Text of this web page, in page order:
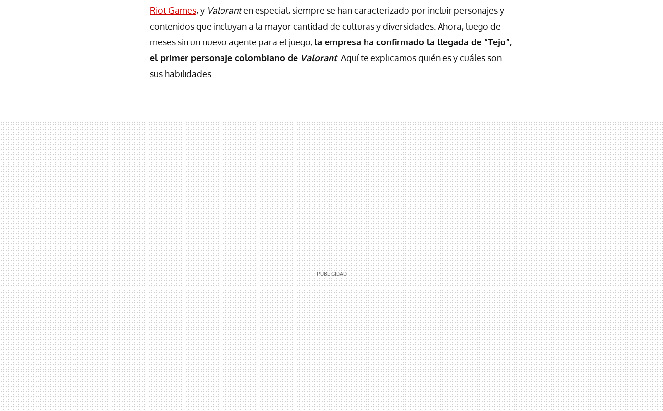
Riot Games, y Valoranten especial, siempre se han caracterizado por incluir personajes y
contenidos que incluyan a la mayor cantidad de culturas y diversidades. Ahora, luego de
meses sin un nuevo agente para el juego, la empresa ha confirmado la llegada de “Tejo”,
el primer personaje colombiano de Valorant. Aquí te explicamos quién es y cuáles son
sus habilidades.